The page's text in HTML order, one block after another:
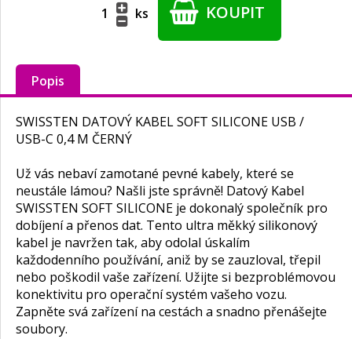
ks KOUPIT
Popis
SWISSTEN DATOVÝ KABEL SOFT SILICONE USB /
USB-C 0,4 M ČERNÝ
Už vás nebaví zamotané pevné kabely, které se
neustále lámou? Našli jste správně! Datový Kabel
SWISSTEN SOFT SILICONE je dokonalý společník pro
dobíjení a přenos dat. Tento ultra měkký silikonový
kabel je navržen tak, aby odolal úskalím
každodenního používání, aniž by se zauzloval, třepil
nebo poškodil vaše zařízení. Užijte si bezproblémovou
konektivitu pro operační systém vašeho vozu.
Zapněte svá zařízení na cestách a snadno přenášejte
soubory.